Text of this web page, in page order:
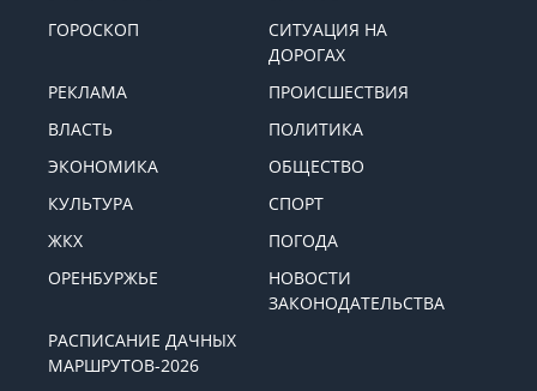
ГОРОСКОП
СИТУАЦИЯ НА
ДОРОГАХ
РЕКЛАМА
ПРОИСШЕСТВИЯ
ВЛАСТЬ
ПОЛИТИКА
ЭКОНОМИКА
ОБЩЕСТВО
КУЛЬТУРА
СПОРТ
ЖКХ
ПОГОДА
ОРЕНБУРЖЬЕ
НОВОСТИ
ЗАКОНОДАТЕЛЬСТВА
РАСПИСАНИЕ ДАЧНЫХ
МАРШРУТОВ-2026